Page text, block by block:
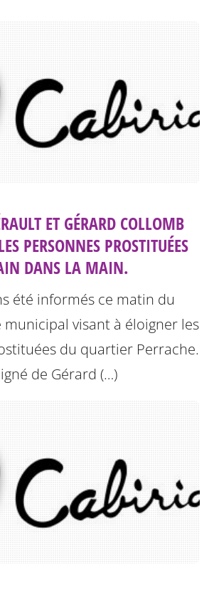
ET GÉRARD COLLOMB
PERSONNES PROSTITUÉES
DANS LA MAIN.
été informés ce matin du
visant à éloigner les
du quartier Perrache.
de Gérard (…)